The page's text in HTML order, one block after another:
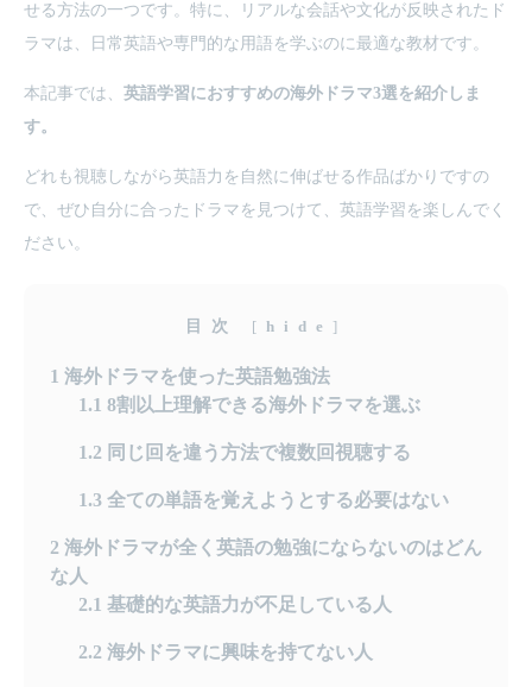
せる方法の一つです。特に、リアルな会話や文化が反映されたド
ラマは、日常英語や専門的な用語を学ぶのに最適な教材です。
本記事では、 英語学習におすすめの海外ドラマ3選を紹介しま
す。
どれも視聴しながら英語力を自然に伸ばせる作品ばかりですの
で、ぜひ自分に合ったドラマを見つけて、英語学習を楽しんでく
ださい。
目次 [ hide ]
1 海外ドラマを使った英語勉強法
1.1 8割以上理解できる海外ドラマを選ぶ
1.2 同じ回を違う方法で複数回視聴する
1.3 全ての単語を覚えようとする必要はない
2 海外ドラマが全く英語の勉強にならないのはどん
な人
2.1 基礎的な英語力が不足している人
2.2 海外ドラマに興味を持てない人